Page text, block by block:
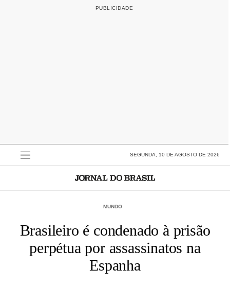
SEGUNDA, 10 DE AGOSTO DE 2026
MUNDO
Brasileiro é condenado à prisão
perpétua por assassinatos na
Espanha